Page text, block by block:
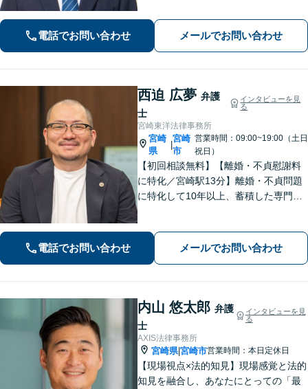
電話でお問い合わせ メールでお問い合わせ
西迫 広夢 弁護
士
インタビューを見
る
宮崎東洋法律事務所
宮崎
県
|
宮崎
市
営業時間：09:00~19:00（土日
祝日）
【初回相談無料】【離婚・不貞慰謝料
に特化／宮崎駅13分】離婚・不貞問題
に特化して10年以上、蓄積した専門知
な交渉で、あなたの新たな人生への一
歩を力強くサポートします。
電話でお問い合わせ メールでお問い合わせ
内山 悠太郎 弁護
士
インタビューを見
る
AXIS法律事務所
宮崎県|宮崎市営業時間：本日定休日
【現場視点×法的知見】現場感覚と法的
知見を融合し、あなたにとっての「最